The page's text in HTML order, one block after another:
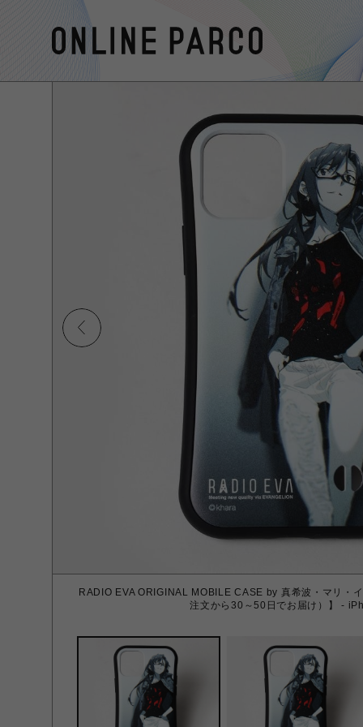
RADIO EVA ORIGINAL MOBILE CASE by 真希波・マリ・
注文から30～50日でお届け）】 -